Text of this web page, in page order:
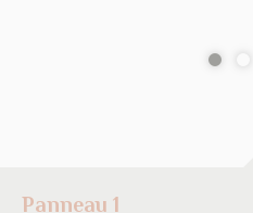
Panneau 1